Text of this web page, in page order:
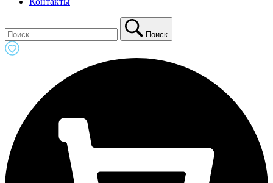
Поиск